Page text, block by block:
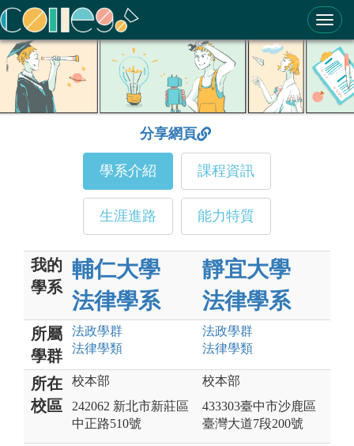
ColleGo! 大學選才與高中育才輔助系統
分享網頁
學系介紹 課程資訊
生涯進路 能力特質
我的
學系
輔仁大學
法律學系
靜宜大學
法律學系
所屬
學群
法政學群
法律學類
法政學群
法律學類
所在
校區
校本部
242062 新北市新莊區
中正路510號
校本部
433303臺中市沙鹿區
臺灣大道7段200號